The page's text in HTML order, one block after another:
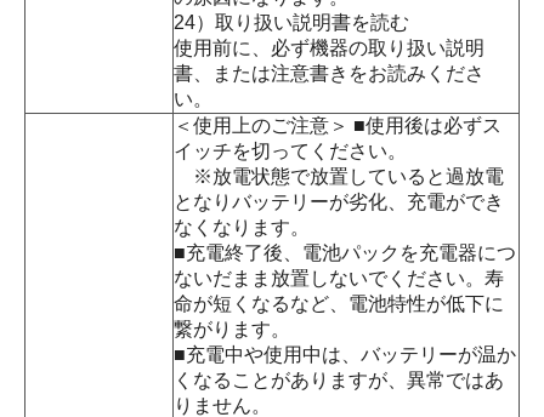
24）取り扱い説明書を読む
使用前に、必ず機器の取り扱い説明
書、または注意書きをお読みくださ
い。
＜使用上のご注意＞ ■使用後は必ずス
イッチを切ってください。
※放電状態で放置していると過放電
となりバッテリーが劣化、充電ができ
なくなります。
■充電終了後、電池パックを充電器につ
ないだまま放置しないでください。寿
命が短くなるなど、電池特性が低下に
繋がります。
■充電中や使用中は、バッテリーが温か
くなることがありますが、異常ではあ
りません。